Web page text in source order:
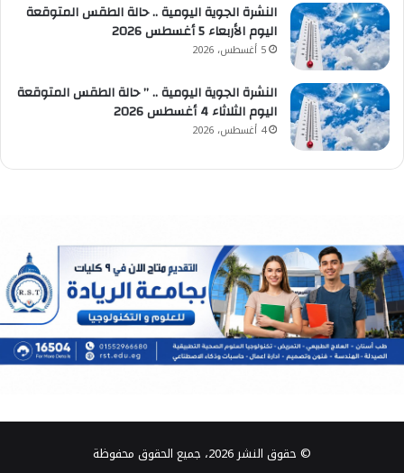
النشرة الجوية اليومية .. حالة الطقس المتوقعة
اليوم الأربعاء 5 أغسطس 2026
5 أغسطس، 2026
النشرة الجوية اليومية .. ” حالة الطقس المتوقعة
اليوم الثلاثاء 4 أغسطس 2026
4 أغسطس، 2026
© حقوق النشر 2026، جميع الحقوق محفوظة